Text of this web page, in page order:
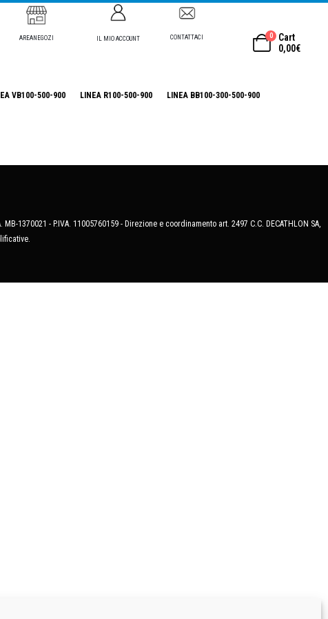
AREANEGOZI IL MIO ACCOUNT CONTATTACI 0
Cart
0,00€
VB100-500-900 LINEA R100-500-900 LINEA BB100-300-500-900
1370021 - P.IVA. 11005760159 - Direzione e coordinamento art. 2497 C.C. DECATHLON SA,